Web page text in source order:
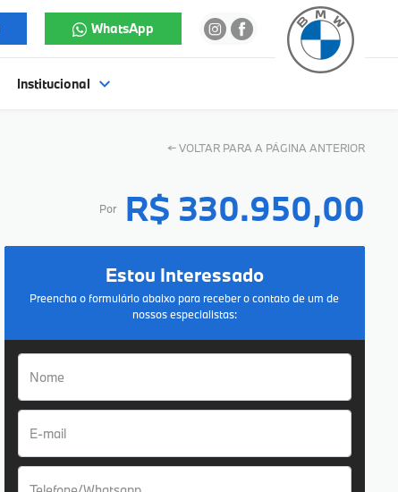
WhatsApp
Institucional
←VOLTAR PARA A PÁGINA ANTERIOR
Por R$ 330.950,00
Estou Interessado
Preencha o formulário abaixo para receber o contato de um de
nossos especialistas: